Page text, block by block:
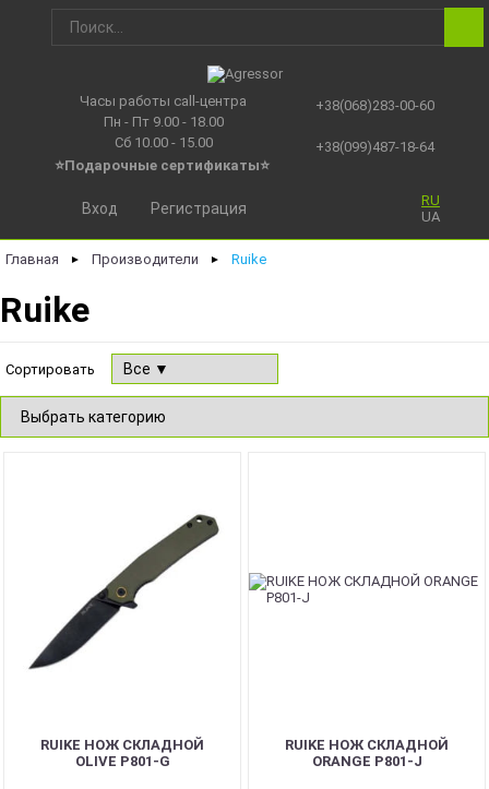
Часы работы call-центра
Пн - Пт 9.00 - 18.00
Сб 10.00 - 15.00
⭐Подарочные сертификаты⭐
+38(068)283-00-60
+38(099)487-18-64
RU
UA
Вход Регистрация
Главная ► Производители ► Ruike
Ruike
Сортировать
RUIKE НОЖ СКЛАДНОЙ
OLIVE P801-G
RUIKE НОЖ СКЛАДНОЙ
ORANGE P801-J